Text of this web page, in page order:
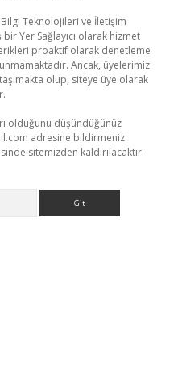
Bilgi Teknolojileri ve İletişim
Yer Sağlayıcı olarak hizmet
proaktif olarak denetleme
Ancak, üyelerimiz
olup, siteye üye olarak
olduğunu düşündüğünüz
adresine bildirmeniz
sitemizden kaldırılacaktır.